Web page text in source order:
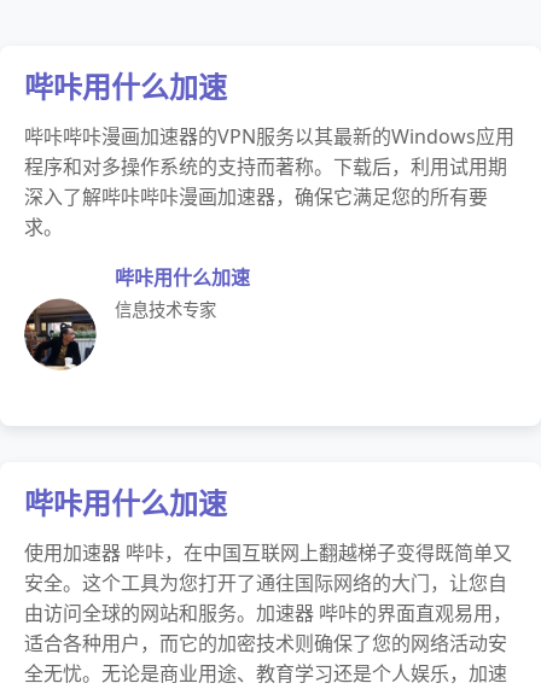
哔咔用什么加速
哔咔哔咔漫画加速器的VPN服务以其最新的Windows应用
程序和对多操作系统的支持而著称。下载后，利用试用期
深入了解哔咔哔咔漫画加速器，确保它满足您的所有要
求。
哔咔用什么加速
信息技术专家
哔咔用什么加速
使用加速器 哔咔，在中国互联网上翻越梯子变得既简单又
安全。这个工具为您打开了通往国际网络的大门，让您自
由访问全球的网站和服务。加速器 哔咔的界面直观易用，
适合各种用户，而它的加密技术则确保了您的网络活动安
全无忧。无论是商业用途、教育学习还是个人娱乐，加速